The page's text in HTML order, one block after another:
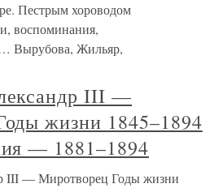
Пестрым хороводом
воспоминания,
Вырубова, Жильяр,
III —
жизни 1845–1894
— 1881–1894
III — Миротворец Годы жизни